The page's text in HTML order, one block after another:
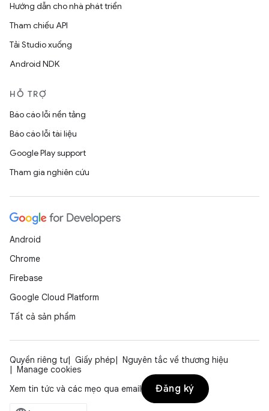
Hướng dẫn cho nhà phát triển
Tham chiếu API
Tải Studio xuống
Android NDK
HỖ TRỢ
Báo cáo lỗi nền tảng
Báo cáo lỗi tài liệu
Google Play support
Tham gia nghiên cứu
Android
Chrome
Firebase
Google Cloud Platform
Tất cả sản phẩm
Quyền riêng tư Giấy phép
Nguyên tắc về thương hiệu
Manage cookies
Xem tin tức và các mẹo qua email
Đăng ký